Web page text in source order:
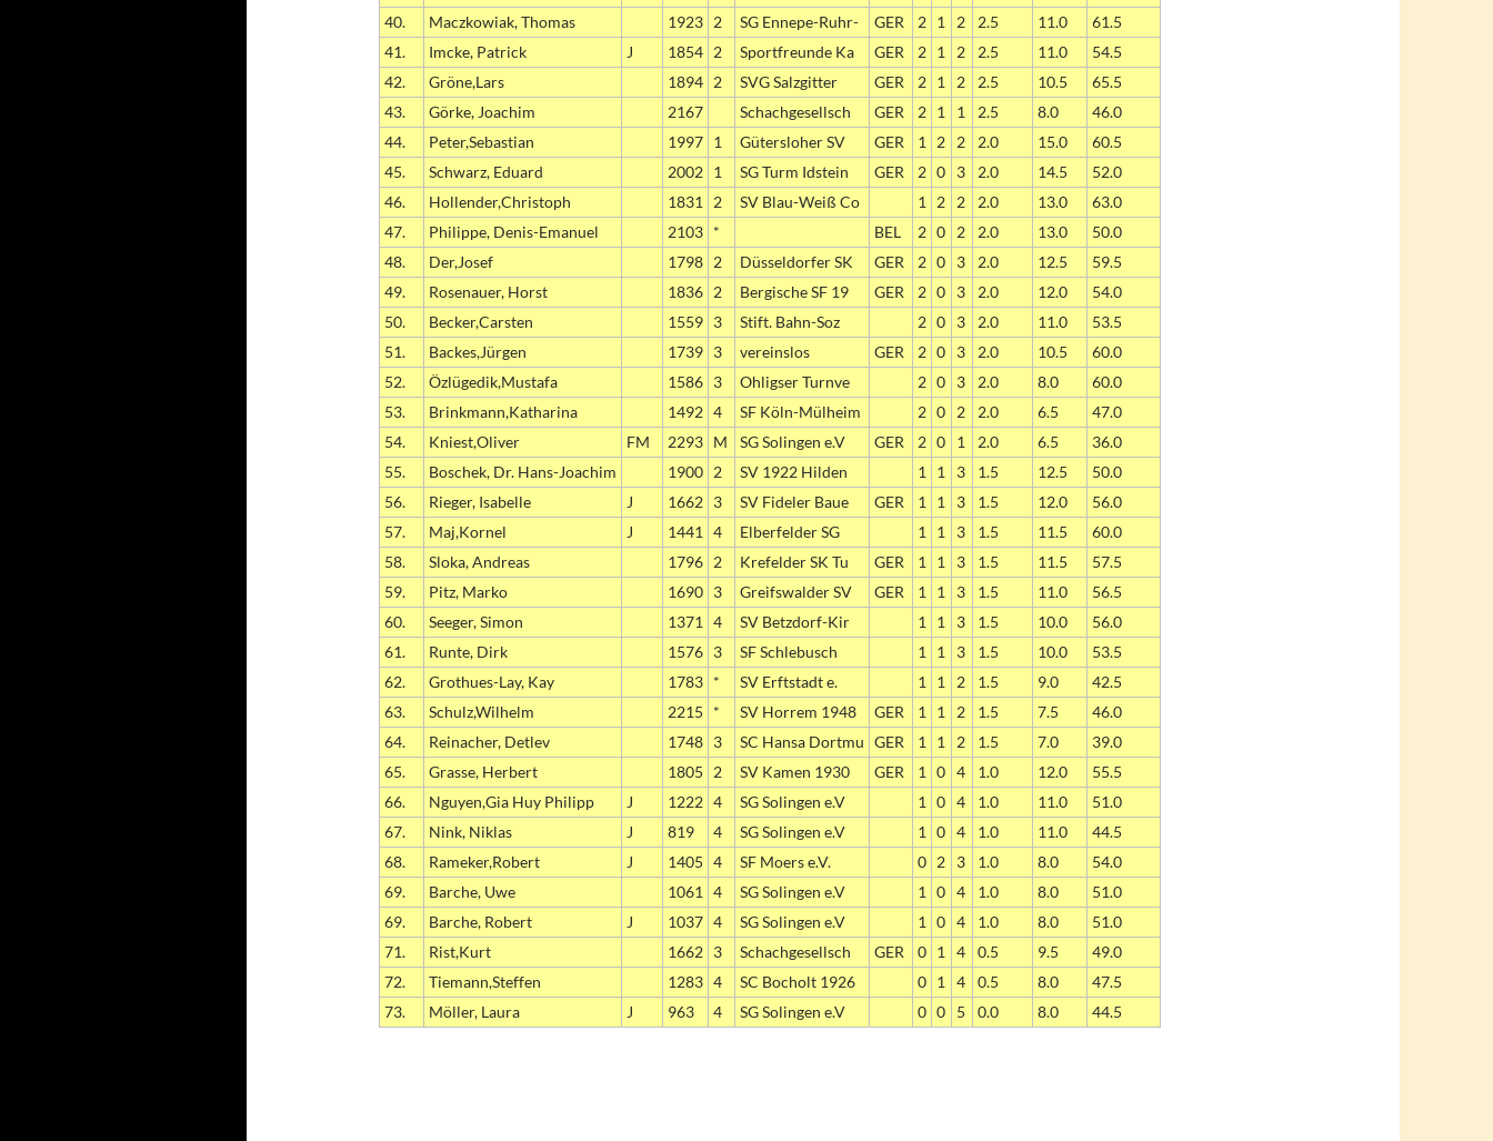
40.
Maczkowiak, Thomas 1923 2 SG Ennepe-Ruhr- GER 2 1 2 2.5 11.0
61.5
41.
Imcke, Patrick J 1854 2 Sportfreunde Ka GER 2 1 2 2.5 11.0
54.5
42.
Gröne,Lars 1894 2 SVG Salzgitter GER 2 1 2 2.5 10.5
65.5
43.
Görke, Joachim 2167 Schachgesellsch GER 2 1 1 2.5 8.0
46.0
44.
Peter,Sebastian 1997 1 Gütersloher SV GER 1 2 2 2.0 15.0
60.5
45.
Schwarz, Eduard 2002 1 SG Turm Idstein GER 2 0 3 2.0 14.5
52.0
46.
Hollender,Christoph 1831 2 SV Blau-Weiß Co 1 2 2 2.0 13.0
63.0
47.
Philippe, Denis-Emanuel 2103 * BEL 2 0 2 2.0 13.0
50.0
48.
Der,Josef 1798 2 Düsseldorfer SK GER 2 0 3 2.0 12.5
59.5
49.
Rosenauer, Horst 1836 2 Bergische SF 19 GER 2 0 3 2.0 12.0
54.0
50.
Becker,Carsten 1559 3 Stift. Bahn-Soz 2 0 3 2.0 11.0
53.5
51.
Backes,Jürgen 1739 3 vereinslos GER 2 0 3 2.0 10.5
60.0
52.
Özlügedik,Mustafa 1586 3 Ohligser Turnve 2 0 3 2.0 8.0
60.0
53.
Brinkmann,Katharina 1492 4 SF Köln-Mülheim 2 0 2 2.0 6.5
47.0
54.
Kniest,Oliver FM 2293 M SG Solingen e.V GER 2 0 1 2.0 6.5
36.0
55.
Boschek, Dr. Hans-Joachim 1900 2 SV 1922 Hilden 1 1 3 1.5 12.5
50.0
56.
Rieger, Isabelle J 1662 3 SV Fideler Baue GER 1 1 3 1.5 12.0
56.0
57.
Maj,Kornel J 1441 4 Elberfelder SG 1 1 3 1.5 11.5
60.0
58.
Sloka, Andreas 1796 2 Krefelder SK Tu GER 1 1 3 1.5 11.5
57.5
59.
Pitz, Marko 1690 3 Greifswalder SV GER 1 1 3 1.5 11.0
56.5
60.
Seeger, Simon 1371 4 SV Betzdorf-Kir 1 1 3 1.5 10.0
56.0
61.
Runte, Dirk 1576 3 SF Schlebusch 1 1 3 1.5 10.0
53.5
62.
Grothues-Lay, Kay 1783 * SV Erftstadt e. 1 1 2 1.5 9.0
42.5
63.
Schulz,Wilhelm 2215 * SV Horrem 1948 GER 1 1 2 1.5 7.5
46.0
64.
Reinacher, Detlev 1748 3 SC Hansa Dortmu GER 1 1 2 1.5 7.0
39.0
65.
Grasse, Herbert 1805 2 SV Kamen 1930 GER 1 0 4 1.0 12.0
55.5
66.
Nguyen,Gia Huy Philipp J 1222 4 SG Solingen e.V 1 0 4 1.0 11.0
51.0
67.
Nink, Niklas J 819 4 SG Solingen e.V 1 0 4 1.0 11.0
44.5
68.
Rameker,Robert J 1405 4 SF Moers e.V. 0 2 3 1.0 8.0
54.0
69.
Barche, Uwe 1061 4 SG Solingen e.V 1 0 4 1.0 8.0
51.0
69.
Barche, Robert J 1037 4 SG Solingen e.V 1 0 4 1.0 8.0
51.0
71.
Rist,Kurt 1662 3 Schachgesellsch GER 0 1 4 0.5 9.5
49.0
72.
Tiemann,Steffen 1283 4 SC Bocholt 1926 0 1 4 0.5 8.0
47.5
73.
Möller, Laura J 963 4 SG Solingen e.V 0 0 5 0.0 8.0 44.5